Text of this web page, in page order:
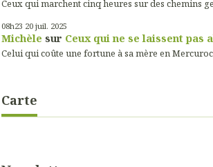
Ceux qui marchent cinq heures sur des chemins
08h23 20 juil. 2025
Michèle sur Ceux qui ne se laissent pas
Celui qui coûte une fortune à sa mère en
Carte